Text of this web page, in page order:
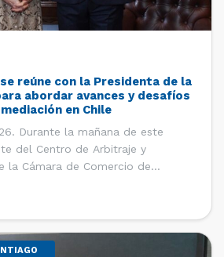
reúne con la Presidenta de la
abordar avances y desafíos
en Chile
Durante la mañana de este
del Centro de Arbitraje y
la Cámara de Comercio de
Vial; y el gerente general de
sostuvieron un encuentro […]